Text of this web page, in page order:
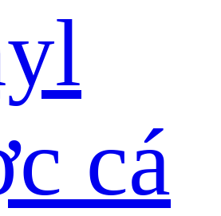
cá